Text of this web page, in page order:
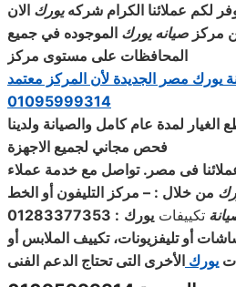
لكم عملائنا الكرام شركه يورك الان
مركز صيانهيورك الموجوده في جميع
المحافظات على مستوى مركز
يورك مصر الجديدة لأن المركز معتمد
01095999314
قطع الغيار لمدة عام كامل والصيانة ولدينا
فحص مجاني لجميع الاجهزة
فى مصر. تواصل مع خدمة عملاء
من خلال : – مركز التليفون أو الخط
تكييفات يورك : 01283377353
أو تليفزيونات، تكييف الملابس أو
يورك الأخرى التى تحتاج الدعم الفنى